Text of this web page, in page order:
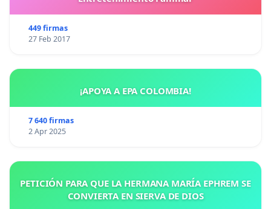
449 firmas
27 Feb 2017
¡APOYA A EPA COLOMBIA!
7 640 firmas
2 Apr 2025
PETICIÓN PARA QUE LA HERMANA MARÍA EPHREM SE
CONVIERTA EN SIERVA DE DIOS